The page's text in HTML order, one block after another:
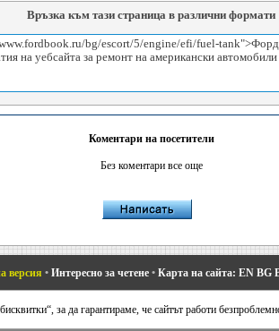
Връзка към тази страница в различни формати
Коментари на посетители
Без коментари все още
версия • Интересно за четене • Карта на сайта: EN BG
Mondeo 1 •Mondeo 1 и 2•Mondeo 2•Mondeo 3•Mondeo 4
за да гарантираме, че сайтът работи